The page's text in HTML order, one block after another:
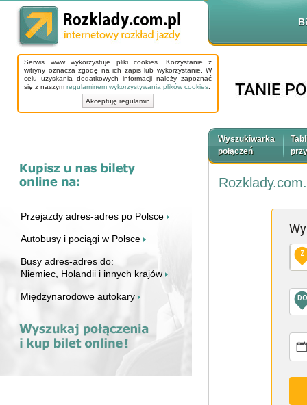
Serwis www wykorzystuje pliki cookies. Korzystanie z
witryny oznacza zgodę na ich zapis lub wykorzystanie. W
celu uzyskania dodatkowych informacji należy zapoznać
się z naszym regulaminem wykorzystywania plików cookies
Akceptuję regulamin
Przejazdy adres-adres po Polsce
Autobusy i pociągi w Polsce
Busy adres-adres do:
Niemiec, Holandii i innych krajów
Międzynarodowe autokary
Wyszukiwarka
połączeń
Z
DO